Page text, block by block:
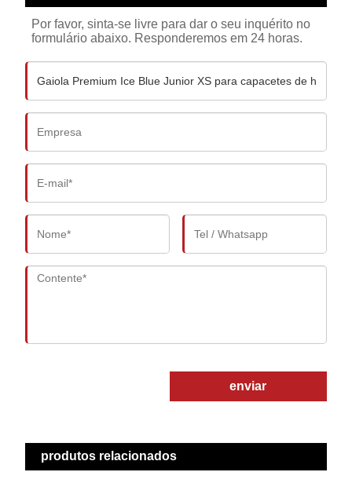
Por favor, sinta-se livre para dar o seu inquérito no
formulário abaixo. Responderemos em 24 horas.
enviar
produtos relacionados